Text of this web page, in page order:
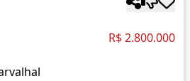
R$ 2.800.000